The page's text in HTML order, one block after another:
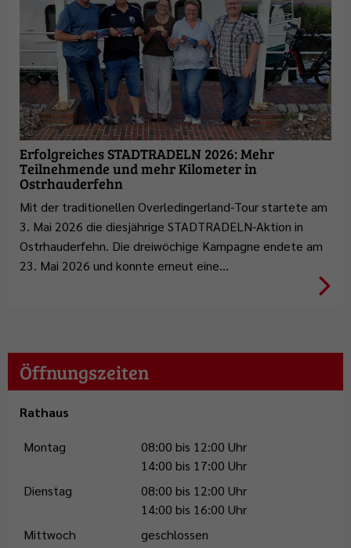
Erfolgreiches STADTRADELN 2026: Mehr
Teilnehmende und mehr Kilometer in
Ostrhauderfehn
Mit der traditionellen Overledingerland-Tour startete am
3. Mai 2026 die diesjährige STADTRADELN-Aktion in
Ostrhauderfehn. Die dreiwöchige Kampagne endete am
23. Mai 2026 und konnte erneut eine…
Öffnungszeiten
Rathaus
Montag
08:00 bis 12:00 Uhr
14:00 bis 17:00 Uhr
Dienstag
08:00 bis 12:00 Uhr
14:00 bis 16:00 Uhr
Mittwoch
geschlossen